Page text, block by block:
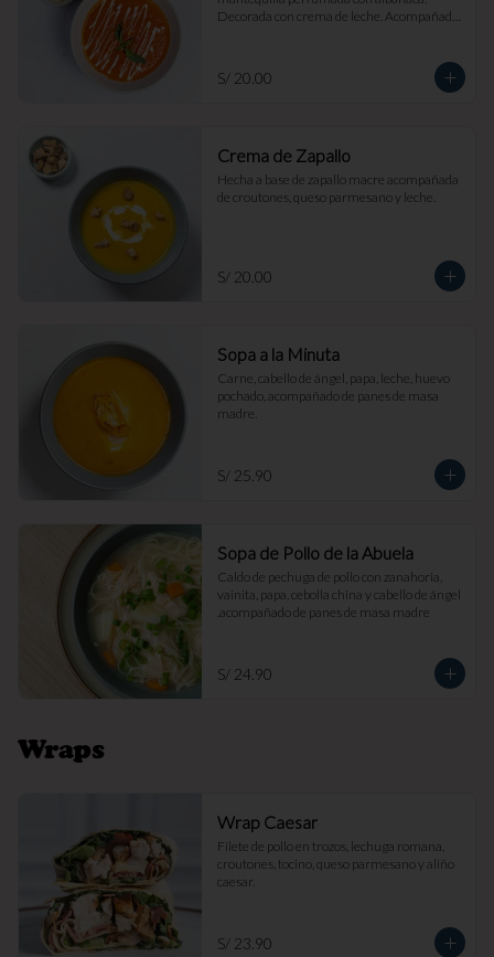
Decorada con crema de leche. Acompañada
S/ 20.00
Crema de Zapallo
Hecha a base de zapallo macre acompañada
de croutones, queso parmesano y leche.
S/ 20.00
Sopa a la Minuta
Carne, cabello de ángel, papa, leche, huevo
pochado, acompañado de panes de masa
madre.
S/ 25.90
Sopa de Pollo de la Abuela
Caldo de pechuga de pollo con zanahoria,
vainita, papa, cebolla china y cabello de ángel
.acompañado de panes de masa madre
S/ 24.90
Wraps
Wrap Caesar
Filete de pollo en trozos, lechuga romana,
croutones, tocino, queso parmesano y aliño
caesar.
S/ 23.90